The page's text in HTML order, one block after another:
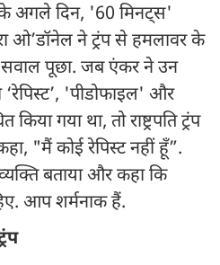
अगले दिन, '60 मिनट्स'
ओ’डॉनेल ने ट्रंप से हमलावर के
सवाल पूछा. जब एंकर ने उन
'पीडोफाइल' और
गया था, तो राष्ट्रपति ट्रंप
"मैं कोई रेपिस्ट नहीं हूँ”.
बताया और कहा कि
आप शर्मनाक हैं.